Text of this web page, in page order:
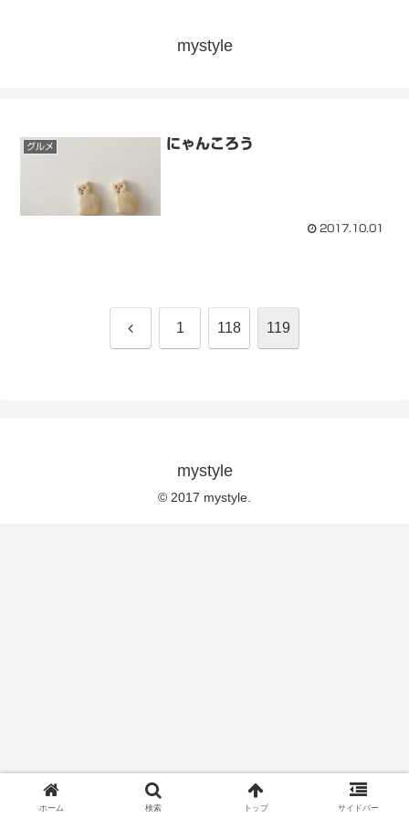
mystyle
グルメ にゃんころう
2017.10.01
前 1 118 119
mystyle
© 2017 mystyle.
ホーム 検索 トップ サイドバー